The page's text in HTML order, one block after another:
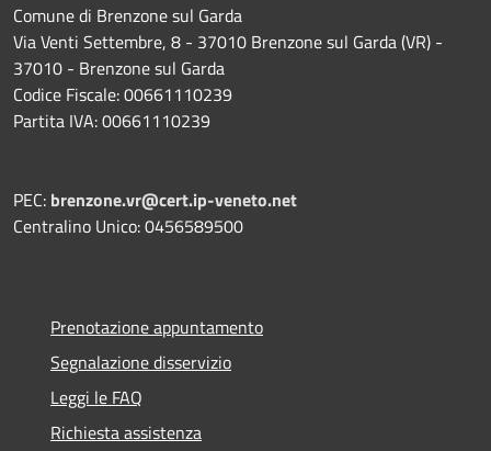
Comune di Brenzone sul Garda
Via Venti Settembre, 8 - 37010 Brenzone sul Garda (VR) -
37010 - Brenzone sul Garda
Codice Fiscale: 00661110239
Partita IVA: 00661110239
PEC: brenzone.vr@cert.ip-veneto.net
Centralino Unico: 0456589500
Prenotazione appuntamento
Segnalazione disservizio
Leggi le FAQ
Richiesta assistenza